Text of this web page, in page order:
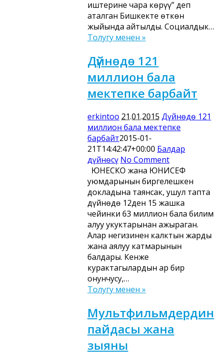
иштерине чара көрүү” деп
аталган Бишкекте өткөн
жыйында айтылды. Социалдык…
Толугу менен »
Дүйнөдө 121
миллион бала
мектепке барбайт
erkintoo 21.01.2015 Дүйнөдө 121
миллион бала мектепке
барбайт2015-01-
21T14:42:47+00:00 Балдар
дүйнөсү No Comment
ЮНЕСКО жана ЮНИСЕФ
уюмдарынын биргелешкен
докладына таянсак, ушул тапта
дүйнөдө 12ден 15 жашка
чейинки 63 миллион бала билим
алуу укуктарынан ажыраган.
Алар негизинен калктын жарды
жана аялуу катмарынын
балдары. Кенже
курактагылардын ар бир
онунчусу,…
Толугу менен »
Мультфильмдердин
пайдасы жана
зыяны